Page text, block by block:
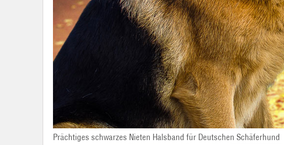
Prächtiges schwarzes Nieten Halsband für Deutschen Schäferhund